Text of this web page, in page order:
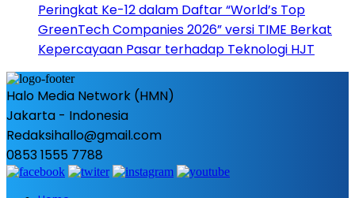
Peringkat Ke-12 dalam Daftar “World’s Top
GreenTech Companies 2026” versi TIME Berkat
Kepercayaan Pasar terhadap Teknologi HJT
Halo Media Network (HMN)
Jakarta - Indonesia
Redaksihallo@gmail.com
0853 1555 7788